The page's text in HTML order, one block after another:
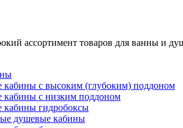
ассортимент товаров для ванны и
с высоким (глубоким) поддоном
кабины с низким поддоном
кабины гидробоксы
душевые кабины